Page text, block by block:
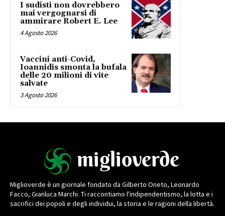
I sudisti non dovrebbero
mai vergognarsi di
ammirare Robert E. Lee
4 Agosto 2026
Vaccini anti-Covid,
Ioannidis smonta la bufala
delle 20 milioni di vite
salvate
3 Agosto 2026
Miglioverde è un giornale fondato da Gilberto Oneto, Leonardo
Facco, Gianluca Marchi. Ti raccontiamo l'indipendentismo, la lotta e i
sacrifici dei popoli e degli individui, la storia e le ragioni della libertà.